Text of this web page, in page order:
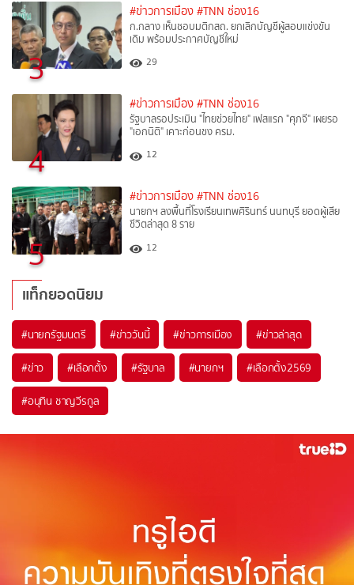
3
#ข่าวการเมือง #TNN ช่อง16
ก.กลาง เห็นชอบมติกสถ. ยกเลิกบัญชีผู้สอบแข่งขัน
เดิม พร้อมประกาศบัญชีใหม่
29
4
#ข่าวการเมือง #TNN ช่อง16
รัฐบาลรอประเมิน "ไทยช่วยไทย" เฟสแรก "ศุภจี" เผยรอ
"เอกนิติ" เคาะก่อนชง ครม.
12
5
#ข่าวการเมือง #TNN ช่อง16
นายกฯ ลงพื้นที่โรงเรียนเทพศิรินทร์ นนทบุรี ยอดผู้เสีย
ชีวิตล่าสุด 8 ราย
12
แท็กยอดนิยม
#นายกรัฐมนตรี #ข่าววันนี้ #ข่าวการเมือง #ข่าวล่าสุด
#ข่าว #เลือกตั้ง #รัฐบาล #นายกฯ #เลือกตั้ง2569
#อนุทิน ชาญวีรกูล